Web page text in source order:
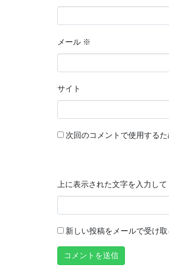
メール ※
サイト
次回のコメントで使用する
上に表示された文字を入力して
新しい投稿をメールで受け取